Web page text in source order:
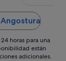
que
en el
horas para una
están
adicionales.